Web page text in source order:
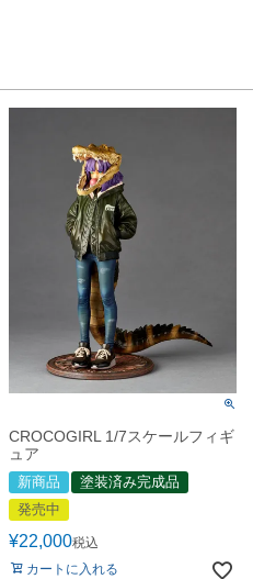
CROCOGIRL 1/7スケールフィギ
ュア
新商品
塗装済み完成品
発売中
¥22,000税込
カートに入れる